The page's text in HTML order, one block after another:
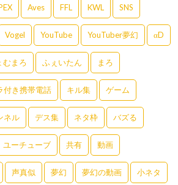
Aves FFL KWL SNS
Vogel YouTube YouTuber夢幻 αD
むまろ ふぇいたん まろ
付き携帯電話 キル集 ゲーム
ネル デス集 ネタ枠 バズる
ユーチューブ 共有 動画
声真似 夢幻 夢幻の動画 小ネタ